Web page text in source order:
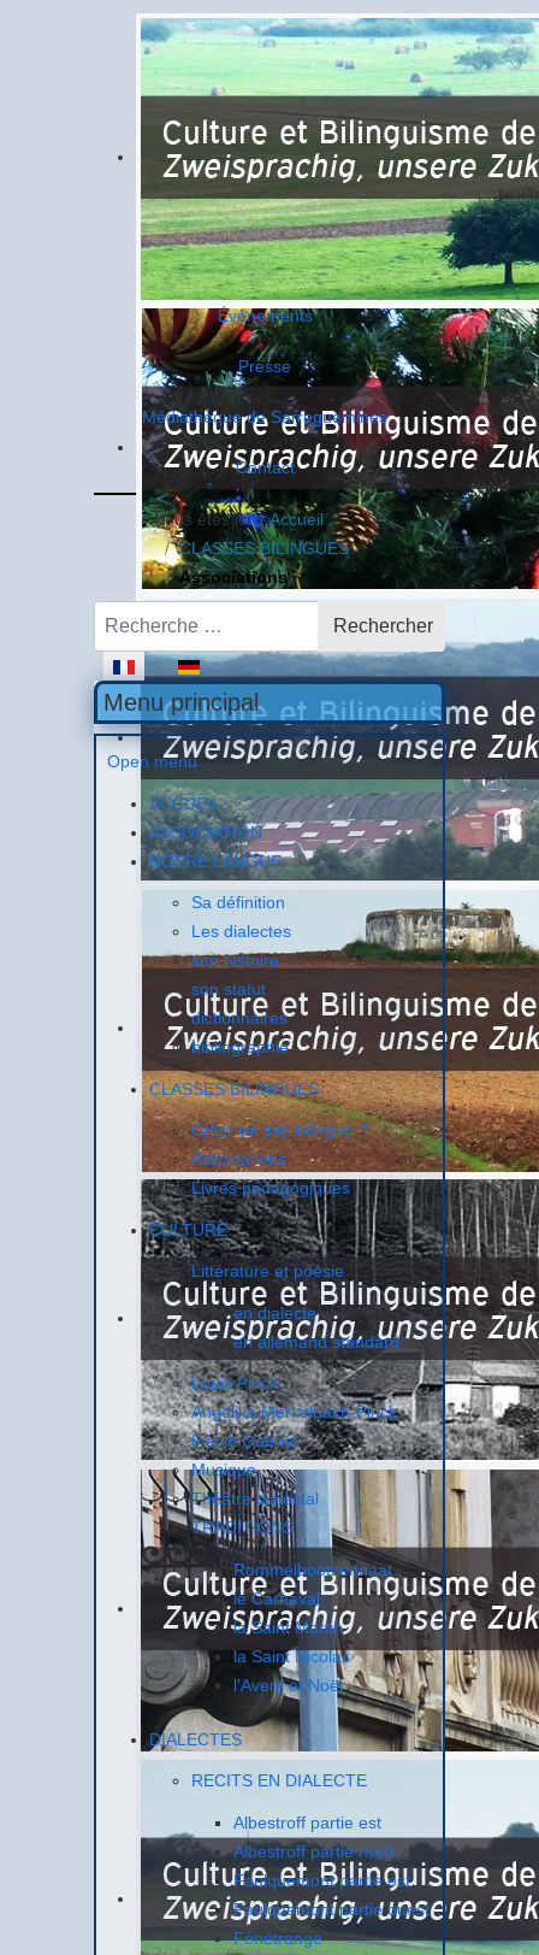
Événements
Presse
Médiathèque de Sarreguemines
Contact
Vous êtes ici :Accueil
CLASSES BILINGUES
Associations
Rechercher
Rechercher
Sélectionnez votre langue
Menu principal
Open menu
ACCUEIL
ASSOCIATION
NOTRE LANGUE
Sa définition
Les dialectes
son histoire
son statut
dictionnaires
bibliographie
CLASSES BILINGUES
Créer un site bilingue ?
Associations
Livres pédagogiques
CULTURE
Littérature et poésie
en dialecte
en allemand standard
Louis Pinck
Angelika Merkelbach-Pinck
Pierre Gabriel
Musique
Théâtre dialectal
TRADITIONS
Rommelbootzennaat
le Carnaval
la Saint Martin
la Saint Nicolas
l'Avent et Noël
DIALECTES
RECITS EN DIALECTE
Albestroff partie est
Albestroff partie nord
Faulquemont partie est
Faulquemont partie ouest
Fénétrange